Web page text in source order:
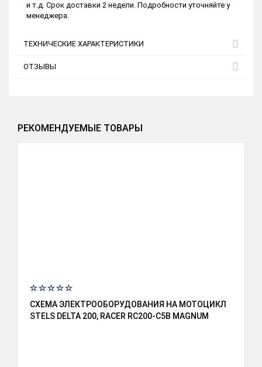
и т.д. Срок доставки 2 недели. Подробности уточняйте у
менеджера.
ТЕХНИЧЕСКИЕ ХАРАКТЕРИСТИКИ
ОТЗЫВЫ
РЕКОМЕНДУЕМЫЕ ТОВАРЫ
СХЕМА ЭЛЕКТРООБОРУДОВАНИЯ НА МОТОЦИКЛ
STELS DELTA 200, RACER RC200-C5B MAGNUM